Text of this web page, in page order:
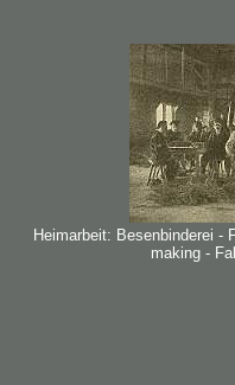
Heimarbeit: Besenbinderei -
making -